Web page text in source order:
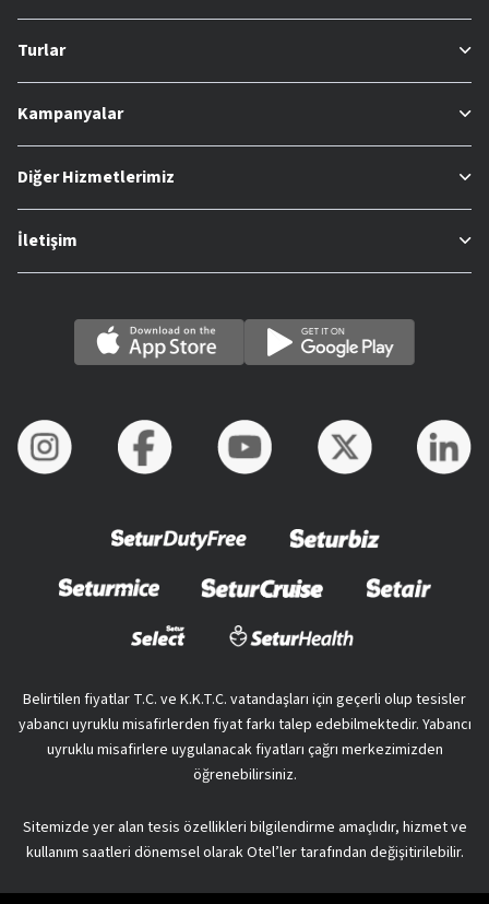
Turlar
Kampanyalar
Diğer Hizmetlerimiz
İletişim
Belirtilen fiyatlar T.C. ve K.K.T.C. vatandaşları için geçerli olup tesisler
yabancı uyruklu misafirlerden fiyat farkı talep edebilmektedir. Yabancı
uyruklu misafirlere uygulanacak fiyatları çağrı merkezimizden
öğrenebilirsiniz.
Sitemizde yer alan tesis özellikleri bilgilendirme amaçlıdır, hizmet ve
kullanım saatleri dönemsel olarak Otel’ler tarafından değişitirilebilir.